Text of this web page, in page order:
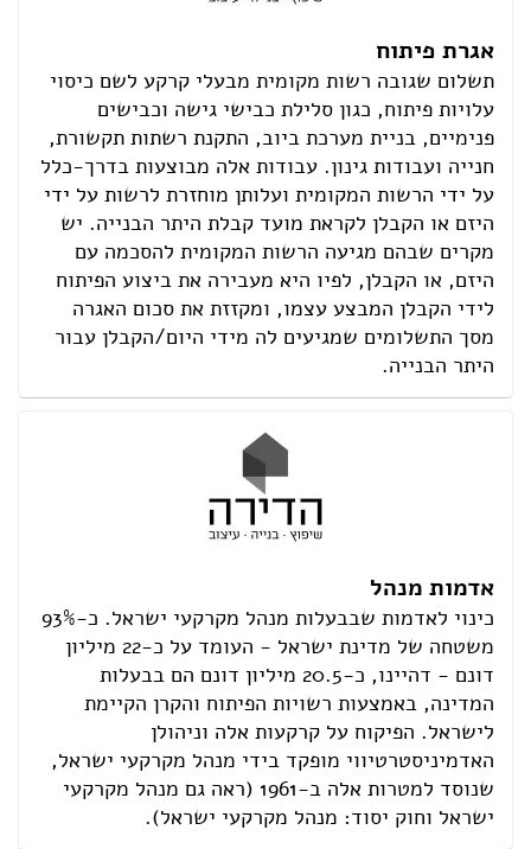
אגרת פיתוח
תשלום שגובה רשות מקומית מבעלי קרקע לשם כיסוי
עלויות פיתוח, כגון סלילת כבישי גישה וכבישים
פנימיים, בניית מערכת ביוב, התקנת רשתות תקשורת,
חנייה ועבודות גינון. עבודות אלה מבוצעות בדרך-כלל
על ידי הרשות המקומית ועלותן מוחזרת לרשות על ידי
היזם או הקבלן לקראת מועד קבלת היתר הבנייה. יש
מקרים שבהם מגיעה הרשות המקומית להסכמה עם
היזם, או הקבלן, לפיו היא מעבירה את ביצוע הפיתוח
לידי הקבלן המבצע עצמו, ומקזזת את סכום האגרה
מסך התשלומים שמגיעים לה מידי היום/הקבלן עבור
היתר הבנייה.
אדמות מנהל
כינוי לאדמות שבבעלות מנהל מקרקעי ישראל. כ-93%
משטחה של מדינת ישראל - העומד על כ-22 מיליון
דונם - דהיינו, כ-20.5 מיליון דונם הם בבעלות
המדינה, באמצעות רשויות הפיתוח והקרן הקיימת
לישראל. הפיקוח על קרקעות אלה וניהולן
האדמיניסטרטיווי מופקד בידי מנהל מקרקעי ישראל,
שנוסד למטרות אלה ב-1961 (ראה גם מנהל מקרקעי
ישראל וחוק יסוד: מנהל מקרקעי ישראל).